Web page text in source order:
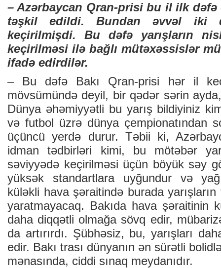
– Azərbaycan Qran-prisi bu il ilk dəfə
təşkil edildi. Bundan əvvəl iki
keçirilmişdi. Bu dəfə yarışların
keçirilməsi ilə bağlı mütəxəssislər
ifadə edirdilər.
– Bu dəfə Bakı Qran-prisi hər il
mövsümündə deyil, bir qədər sərin
Dünya əhəmiyyətli bu yarış bildiyiniz
və futbol üzrə dünya çempionatından
üçüncü yerdə durur. Təbii ki,
idman tədbirləri kimi, bu mötəbər
səviyyədə keçirilməsi üçün böyük səy
yüksək standartlara uyğundur və
küləkli hava şəraitində burada
yaratmayacaq. Bakıda hava şəraitinin
daha diqqətli olmağa sövq edir,
da artırırdı. Şübhəsiz, bu, yarışları
edir. Bakı trası dünyanın ən sürətli
mənasında, ciddi sınaq meydanıdır.